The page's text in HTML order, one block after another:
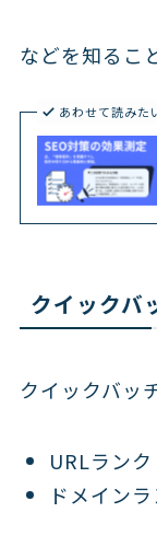
などを知るこ
あわせて読みた
クイックバ
クイックバッ
URLランク
ドメイン